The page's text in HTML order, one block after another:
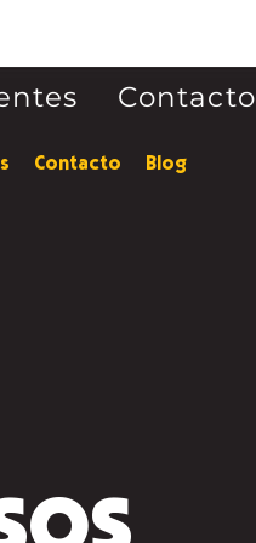
Contacto
Contacto Blog